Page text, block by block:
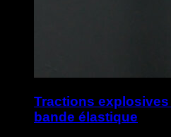
Tractions
bande élastique